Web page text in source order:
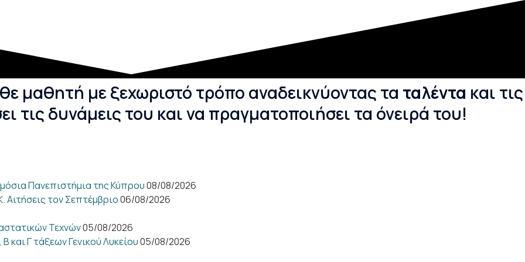
μαθητή με ξεχωριστό τρόπο αναδεικνύοντας τα ταλέντα και τις
τις δυνάμεις του και να πραγματοποιήσει τα όνειρά του!
Πανεπιστήμια της Κύπρου08/08/2026
Αιτήσεις τον Σεπτέμβριο06/08/2026
Τεχνών05/08/2026
Γ τάξεων Γενικού Λυκείου05/08/2026